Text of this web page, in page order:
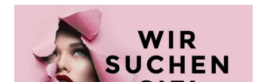
Aktionen
Storefinder